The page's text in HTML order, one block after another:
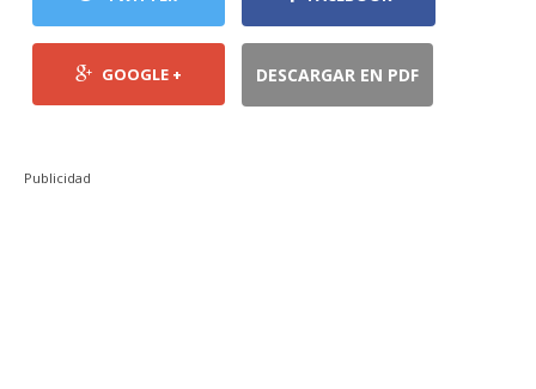
GOOGLE + DESCARGAR EN PDF
Publicidad